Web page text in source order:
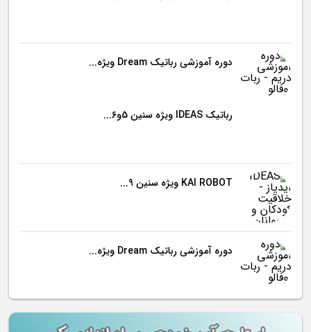
دوره آموزشی رباتیک Dream ویژه...
رباتیک IDEAS ویژه سنین 5و6...
KAI ROBOT ویژه سنین 9...
دوره آموزشی رباتیک Dream ویژه...